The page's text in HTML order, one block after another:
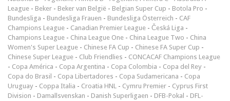
League - Beker - Beker van België - Belgian Super Cup - Botola Pro -
Bundesliga - Bundesliga Frauen - Bundesliga Österreich - CAF
Champions League - Canadian Premier League - Česká Liga -
Champions League - China League One - China League Two - China
Women's Super League - Chinese FA Cup - Chinese FA Super Cup -
Chinese Super League - Club Friendlies - CONCACAF Champions League
- Copa América - Copa Argentina - Copa Colombia - Copa del Rey -
Copa do Brasil - Copa Libertadores - Copa Sudamericana - Copa
Uruguay - Coppa Italia - Croatia HNL - Cymru Premier - Cyprus First
Division - Damallsvenskan - Danish Superligaen - DFB-Pokal - DFL-